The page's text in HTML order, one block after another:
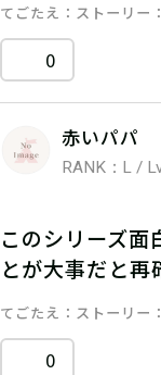
てごたえ ストーリー
0
赤いパパ
RANK：L /
このシリーズ面
とが大事だと再
てごたえ ストーリー
0